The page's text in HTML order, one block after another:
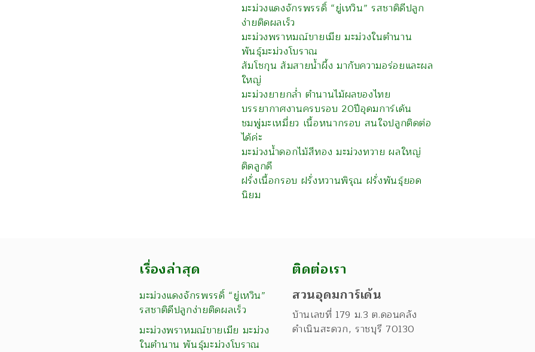
มะม่วงแดงจักรพรรดิ์ “ยู่เหวิน” รสชาติดีปลูก
ง่ายติดผลเร็ว
มะม่วงพราหมณ์ขายเมีย มะม่วงในตำนาน
พันธุ์มะม่วงโบราณ
ส้มโชกุน ส้มสายน้ำผึ้ง มากับความอร่อยและผล
ใหญ่
มะม่วงยายกล่ำ ตำนานไม้ผลของไทย
บรรยากาศงานครบรอบ 20ปีอุดมการ์เด้น
ชมพู่มะเหมี่ยว เนื้อหนากรอบ สนใจปลูกติดต่อ
ได้ค่ะ
มะม่วงน้ำดอกไม้สีทอง มะม่วงทวาย ผลใหญ่
ติดลูกดี
ฝรั่งเนื้อกรอบ ฝรั่งหวานพิรุณ ฝรั่งพันธุ์ยอด
นิยม
เรื่องล่าสุด
มะม่วงแดงจักรพรรดิ์ “ยู่เหวิน”
รสชาติดีปลูกง่ายติดผลเร็ว
มะม่วงพราหมณ์ขายเมีย มะม่วง
ในตำนาน พันธุ์มะม่วงโบราณ
ติดต่อเรา
สวนอุดมการ์เด้น
บ้านเลขที่ 179 ม.3 ต.ดอนคลัง
ดำเนินสะดวก,ราชบุรี 70130